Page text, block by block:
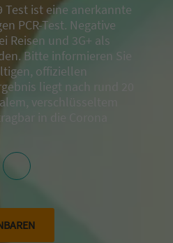
Test ist eine anerkannte
PCR-Test. Negative
Reisen und 3G+ als
Bitte informieren Sie
offiziellen
liegt nach rund 20
verschlüsseltem
in die Corona